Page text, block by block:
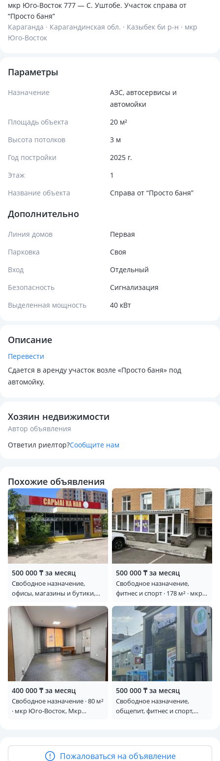
мкр Юго-Восток 777 — С. Уштобе. Участок справа от
“Просто баня”
Караганда · Карагандинская обл. · Казыбек би р-н · мкр
Юго-Восток
Параметры
Назначение
АЗС, автосервисы и
автомойки
Площадь объекта
20 м²
Высота потолков
3 м
Год постройки
2025 г.
Этаж
1
Название объекта
Справа от “Просто баня”
Дополнительно
Линия домов
Первая
Парковка
Своя
Вход
Отдельный
Безопасность
Сигнализация
Выделенная мощность
40 кВт
Описание
Перевести
Сдается в аренду участок возле «Просто баня» под
автомойку.
Хозяин недвижимости
Автор объявления
Ответил риелтор?Сообщите нам
Похожие объявления
500 000 ₸ за месяц
Свободное назначение,
офисы, магазины и бутики,
аптеки, образование · 90.8 м² ·
Степной 4 19/5
500 000 ₸ за месяц
Свободное назначение,
фитнес и спорт · 178 м² · мкр
— Возле лицея имени
Алтынсарина ( 101 школа)
400 000 ₸ за месяц
Свободное назначение · 80 м²
· мкр Юго-Восток, Мкр
500 000 ₸ за месяц
Свободное назначение,
общепит, фитнес и спорт,
Пожаловаться на объявление